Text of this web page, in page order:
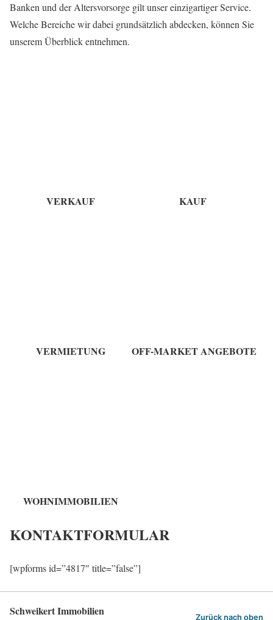
Banken und der Altersvorsorge gilt unser einzigartiger Service.
Welche Bereiche wir dabei grundsätzlich abdecken, können Sie
unserem Überblick entnehmen.
VERKAUF KAUF
VERMIETUNG OFF-MARKET ANGEBOTE
WOHNIMMOBILIEN
KONTAKTFORMULAR
[wpforms id=”4817″ title=”false”]
Schweikert Immobilien Zurück nach oben